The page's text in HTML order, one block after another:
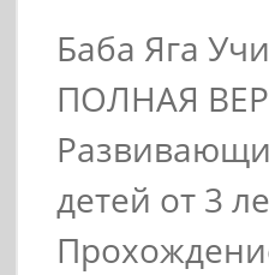
Баба Яга
ПОЛНАЯ
детей от 3